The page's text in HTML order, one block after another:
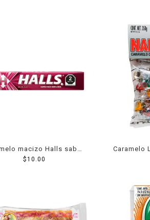
macizo Halls sabor
cereza 9 pzas 25.2 g
$10.00
Caramelo
con